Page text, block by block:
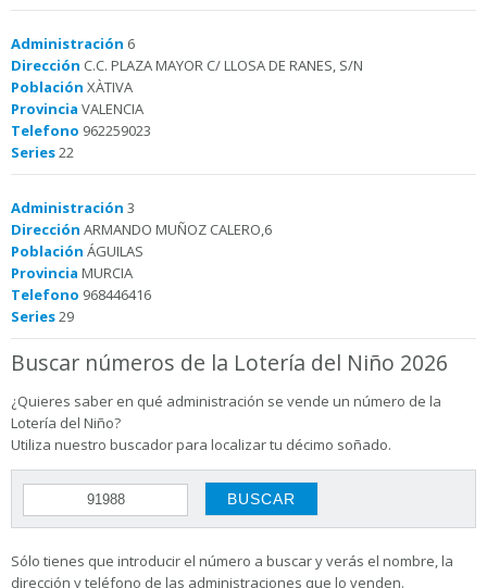
Administración 6
Dirección C.C. PLAZA MAYOR C/ LLOSA DE RANES, S/N
Población XÀTIVA
Provincia VALENCIA
Telefono 962259023
Series22
Administración 3
Dirección ARMANDO MUÑOZ CALERO,6
Población ÁGUILAS
Provincia MURCIA
Telefono 968446416
Series29
Buscar números de la Lotería del Niño 2026
¿Quieres saber en qué administración se vende un número de la
Lotería del Niño?
Utiliza nuestro buscador para localizar tu décimo soñado.
Sólo tienes que introducir el número a buscar y verás el nombre, la
dirección y teléfono de las administraciones que lo venden.